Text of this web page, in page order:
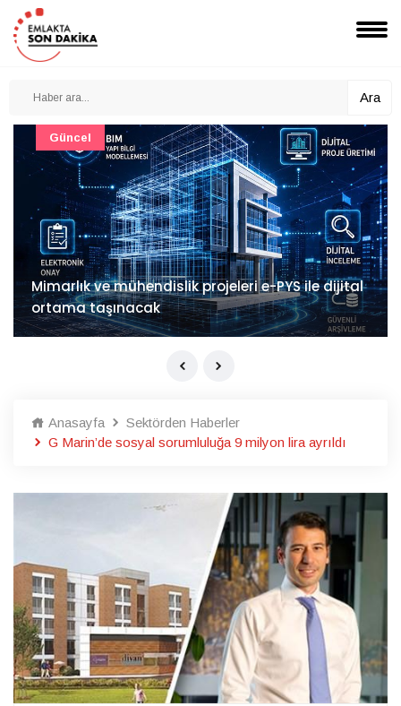
Ara
Mimarlık ve mühendislik projeleri e-PYS ile dijital
ortama taşınacak
Güncel
Anasayfa
Sektörden Haberler
G Marin’de sosyal sorumluluğa 9 milyon lira ayrıldı